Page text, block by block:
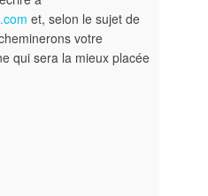
et, selon le sujet de
votre
qui sera la mieux placée